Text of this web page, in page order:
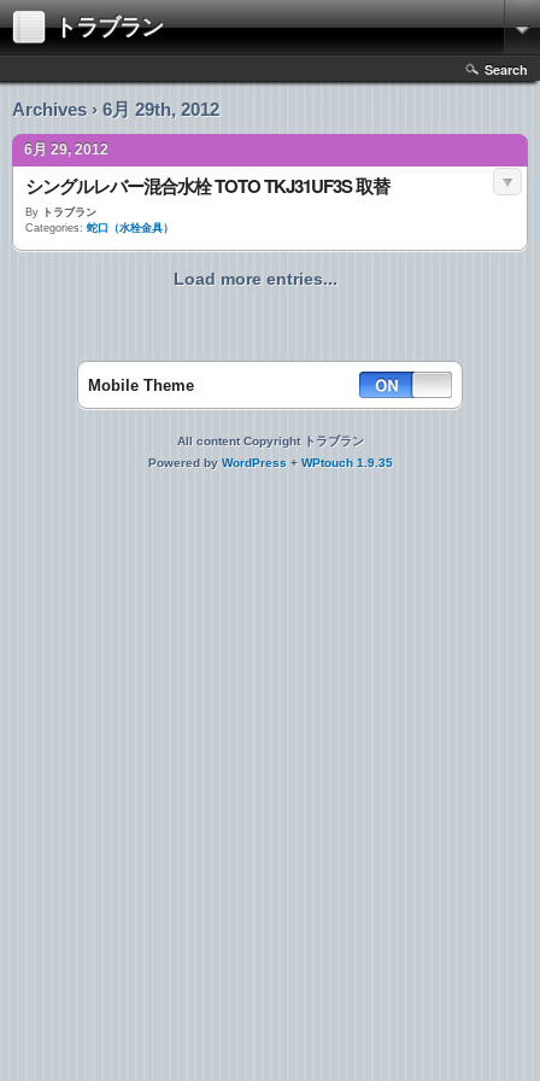
トラブラン
Search
Archives › 6月 29th, 2012
6月 29, 2012
シングルレバー混合水栓 TOTO TKJ31UF3S 取替
By トラブラン
Categories: 蛇口（水栓金具）
Load more entries...
Mobile Theme
All content Copyright トラブラン
Powered by WordPress + WPtouch 1.9.35